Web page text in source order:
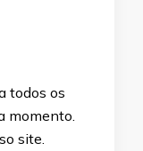
todos os
momento.
site.